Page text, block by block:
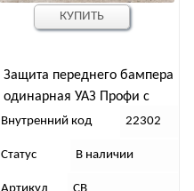
Защита переднего бампера
одинарная УАЗ Профи с
защитой рулевых тяг
Внутренний код 22302
Статус В наличии
КУПИТЬ